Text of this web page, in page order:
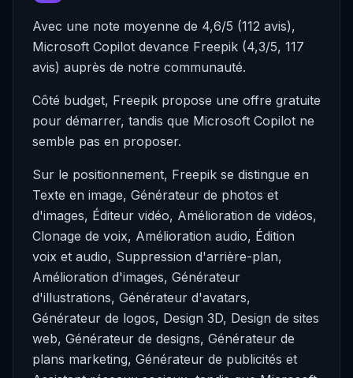
Avec une note moyenne de 4,6/5 (112 avis),
Microsoft Copilot devance Freepik (4,3/5, 117
avis) auprès de notre communauté.
Côté budget, Freepik propose une offre gratuite
pour démarrer, tandis que Microsoft Copilot ne
semble pas en proposer.
Sur le positionnement, Freepik se distingue en
Texte en image, Générateur de photos et
d'images, Éditeur vidéo, Amélioration de vidéos,
Clonage de voix, Amélioration audio, Édition
voix et audio, Suppression d'arrière-plan,
Amélioration d'images, Générateur
d'illustrations, Générateur d'avatars,
Générateur de logos, Design 3D, Design de sites
web, Générateur de designs, Générateur de
plans marketing, Générateur de publicités et